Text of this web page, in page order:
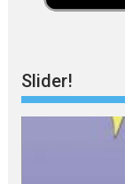
Slider!